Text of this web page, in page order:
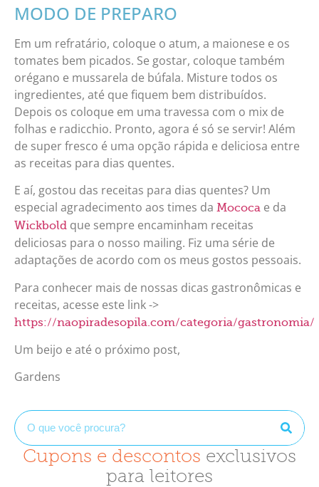
MODO DE PREPARO
Em um refratário, coloque o atum, a maionese e os
tomates bem picados. Se gostar, coloque também
orégano e mussarela de búfala. Misture todos os
ingredientes, até que fiquem bem distribuídos.
Depois os coloque em uma travessa com o mix de
folhas e radicchio. Pronto, agora é só se servir! Além
de super fresco é uma opção rápida e deliciosa entre
as receitas para dias quentes.
E aí, gostou das receitas para dias quentes? Um
especial agradecimento aos times da Mococa e da
Wickbold que sempre encaminham receitas
deliciosas para o nosso mailing. Fiz uma série de
adaptações de acordo com os meus gostos pessoais.
Para conhecer mais de nossas dicas gastronômicas e
receitas, acesse este link ->
https://naopiradesopila.com/categoria/gastronomia/
Um beijo e até o próximo post,
Gardens
Cupons e descontos exclusivos
para leitores